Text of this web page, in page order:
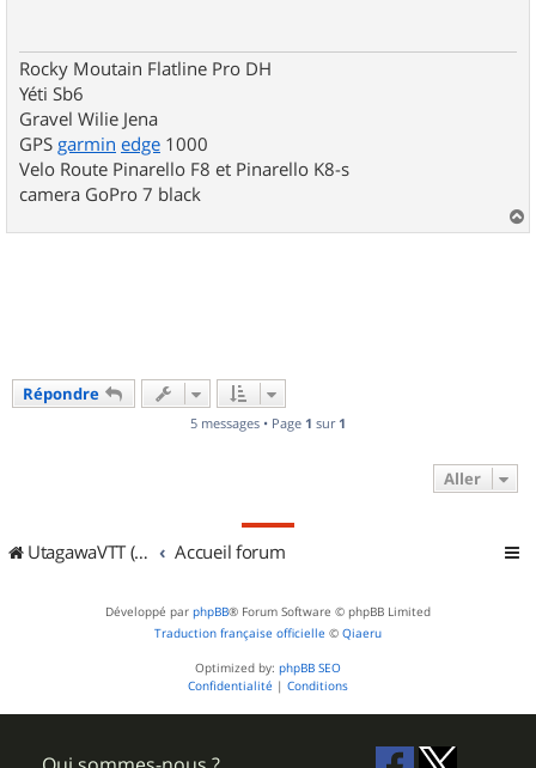
Rocky Moutain Flatline Pro DH
Yéti Sb6
Gravel Wilie Jena
GPS garmin edge 1000
Velo Route Pinarello F8 et Pinarello K8-s
camera GoPro 7 black
a
Répondre
5 messages • Page 1 sur 1
Aller
UtagawaVTT (Randos VTT et VTTAE avec traces GPS) Accueil forum
Développé par phpBB® Forum Software © phpBB Limited
Traduction française officielle © Qiaeru
Optimized by: phpBB SEO
Confidentialité | Conditions